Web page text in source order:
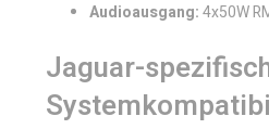
Audioausgang:4x50W
Jaguar-